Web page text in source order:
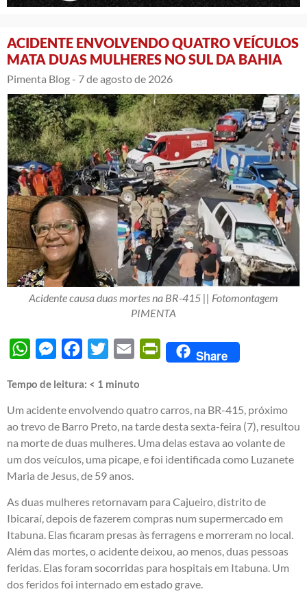
ACIDENTE ENVOLVENDO QUATRO VEÍCULOS
MATA DUAS MULHERES NO SUL DA BAHIA
Pimenta Blog - 7 de agosto de 2026
Acidente causa duas mortes na BR-415 || Fotomontagem
PIMENTA
WhatsAppMessengerFacebook
Twitter Email PrintFriendly
Share
Tempo de leitura: < 1 minuto
Um acidente envolvendo quatro carros, na BR-415, próximo
ao trevo de Barro Preto, na tarde desta sexta-feira (7), resultou
na morte de duas mulheres. Uma delas estava ao volante de
um dos veículos, uma picape, e foi identificada como Luzanete
Maria de Jesus, de 59 anos.
As duas mulheres retornavam para Cajueiro, distrito de
Ibicaraí, depois de fazerem compras num supermercado em
Itabuna. Elas ficaram presas às ferragens e morreram no local.
Além das mortes, o acidente deixou, ao menos, duas pessoas
feridas. Elas foram socorridas para hospitais em Itabuna. Um
dos feridos foi internado em estado grave.